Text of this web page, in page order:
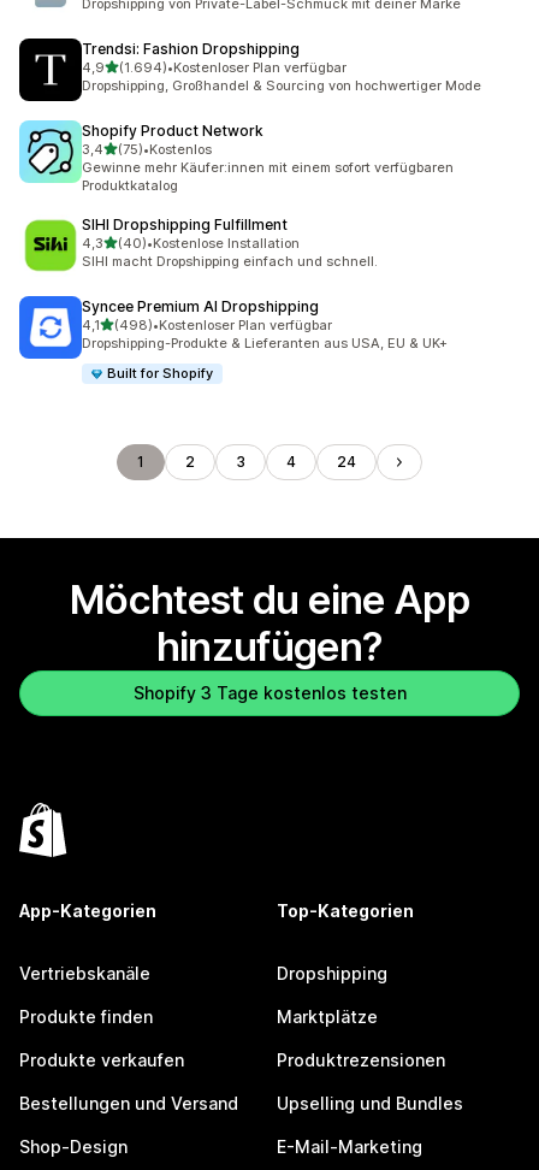
Dropshipping von Private-Label-Schmuck mit deiner Marke
Trendsi: Fashion Dropshipping
4,9von 5 Sternen
(1.694)
1694 Rezensionen insgesamt
•Kostenloser Plan verfügbar
Dropshipping, Großhandel & Sourcing von hochwertiger Mode
Shopify Product Network
3,4von 5 Sternen
(75)
75 Rezensionen insgesamt
•Kostenlos
Gewinne mehr Käufer:innen mit einem sofort verfügbaren
Produktkatalog
SIHI Dropshipping Fulfillment
4,3von 5 Sternen
(40)
40 Rezensionen insgesamt
•Kostenlose Installation
SIHI macht Dropshipping einfach und schnell.
Syncee Premium AI Dropshipping
4,1von 5 Sternen
(498)
498 Rezensionen insgesamt
•Kostenloser Plan verfügbar
Dropshipping-Produkte & Lieferanten aus USA, EU & UK+
Built for Shopify
1 2 3 4 24
Möchtest du eine App
hinzufügen?
Shopify 3 Tage kostenlos testen
App-Kategorien
Vertriebskanäle
Produkte finden
Produkte verkaufen
Bestellungen und Versand
Shop-Design
Top-Kategorien
Dropshipping
Marktplätze
Produktrezensionen
Upselling und Bundles
E-Mail-Marketing